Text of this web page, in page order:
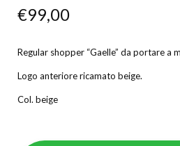
€99,00
Regular shopper “Gaelle” da portare a
Logo anteriore ricamato beige.
Col. beige